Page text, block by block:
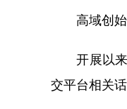
高域创始
开展以来
交平台相关